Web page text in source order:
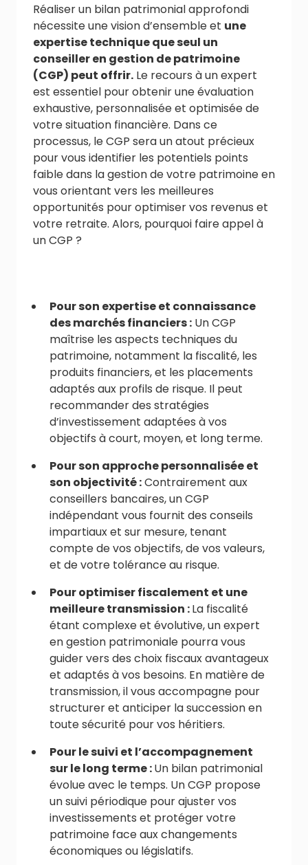
Réaliser un bilan patrimonial approfondi
nécessite une vision d’ensemble et une
expertise technique que seul un
conseiller en gestion de patrimoine
(CGP) peut offrir. Le recours à un expert
est essentiel pour obtenir une évaluation
exhaustive, personnalisée et optimisée de
votre situation financière. Dans ce
processus, le CGP sera un atout précieux
pour vous identifier les potentiels points
faible dans la gestion de votre patrimoine en
vous orientant vers les meilleures
opportunités pour optimiser vos revenus et
votre retraite. Alors, pourquoi faire appel à
un CGP ?
Pour son expertise et connaissance
des marchés financiers : Un CGP
maîtrise les aspects techniques du
patrimoine, notamment la fiscalité, les
produits financiers, et les placements
adaptés aux profils de risque. Il peut
recommander des stratégies
d’investissement adaptées à vos
objectifs à court, moyen, et long terme.
Pour son approche personnalisée et
son objectivité :Contrairement aux
conseillers bancaires, un CGP
indépendant vous fournit des conseils
impartiaux et sur mesure, tenant
compte de vos objectifs, de vos valeurs,
et de votre tolérance au risque.
Pour optimiser fiscalement et une
meilleure transmission :La fiscalité
étant complexe et évolutive, un expert
en gestion patrimoniale pourra vous
guider vers des choix fiscaux avantageux
et adaptés à vos besoins. En matière de
transmission, il vous accompagne pour
structurer et anticiper la succession en
toute sécurité pour vos héritiers.
Pour le suivi et l’accompagnement
sur le long terme :Un bilan patrimonial
évolue avec le temps. Un CGP propose
un suivi périodique pour ajuster vos
investissements et protéger votre
patrimoine face aux changements
économiques ou législatifs.